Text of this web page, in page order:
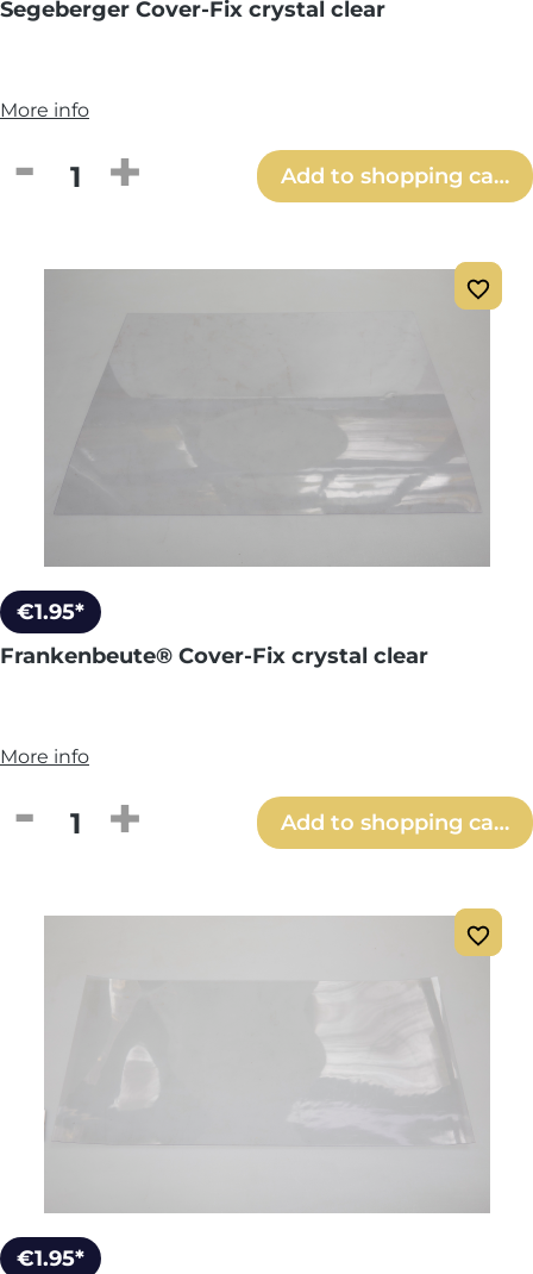
Segeberger Cover-Fix crystal clear
More info
Product Quantity: Enter the desired
Add to shopping cart
€1.95*
Frankenbeute® Cover-Fix crystal clear
More info
Product Quantity: Enter the desired
Add to shopping cart
€1.95*